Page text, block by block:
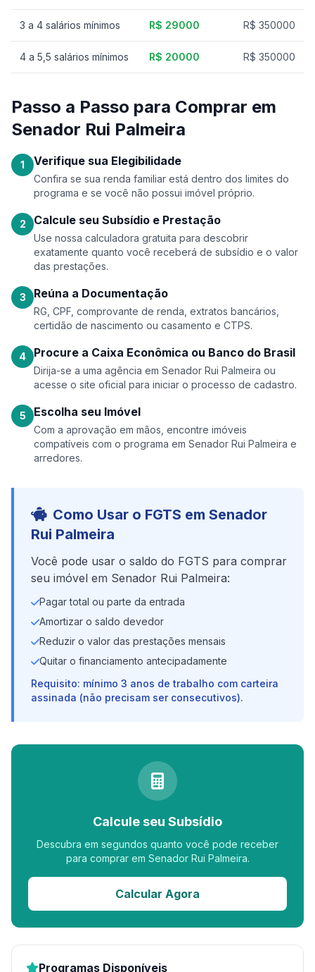
3 a 4 salários mínimos R$ 29000 R$ 350000
4 a 5,5 salários mínimos R$ 20000 R$ 350000
Passo a Passo para Comprar em
Senador Rui Palmeira
1 Verifique sua Elegibilidade
Confira se sua renda familiar está dentro dos limites do
programa e se você não possui imóvel próprio.
2 Calcule seu Subsídio e Prestação
Use nossa calculadora gratuita para descobrir
exatamente quanto você receberá de subsídio e o valor
das prestações.
3 Reúna a Documentação
RG, CPF, comprovante de renda, extratos bancários,
certidão de nascimento ou casamento e CTPS.
4 Procure a Caixa Econômica ou Banco do Brasil
Dirija-se a uma agência em Senador Rui Palmeira ou
acesse o site oficial para iniciar o processo de cadastro.
5 Escolha seu Imóvel
Com a aprovação em mãos, encontre imóveis
compatíveis com o programa em Senador Rui Palmeira e
arredores.
Como Usar o FGTS em Senador
Rui Palmeira
Você pode usar o saldo do FGTS para comprar
seu imóvel em Senador Rui Palmeira:
Pagar total ou parte da entrada
Amortizar o saldo devedor
Reduzir o valor das prestações mensais
Quitar o financiamento antecipadamente
Requisito: mínimo 3 anos de trabalho com carteira
assinada (não precisam ser consecutivos).
Calcule seu Subsídio
Descubra em segundos quanto você pode receber
para comprar em Senador Rui Palmeira.
Calcular Agora
Programas Disponíveis